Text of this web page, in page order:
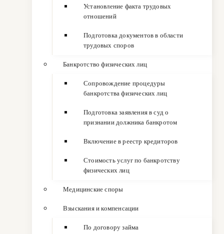
Установление факта трудовых
отношений
Подготовка документов в области
трудовых споров
Банкротство физических лиц
Сопровождение процедуры
банкротства физических лиц
Подготовка заявления в суд о
признании должника банкротом
Включение в реестр кредиторов
Стоимость услуг по банкротству
физических лиц
Медицинские споры
Взыскания и компенсации
По договору займа